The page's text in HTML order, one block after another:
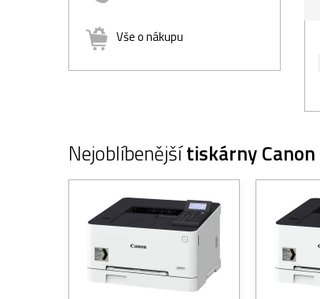
Vše o nákupu
Nejoblíbenějšítiskárny Canon